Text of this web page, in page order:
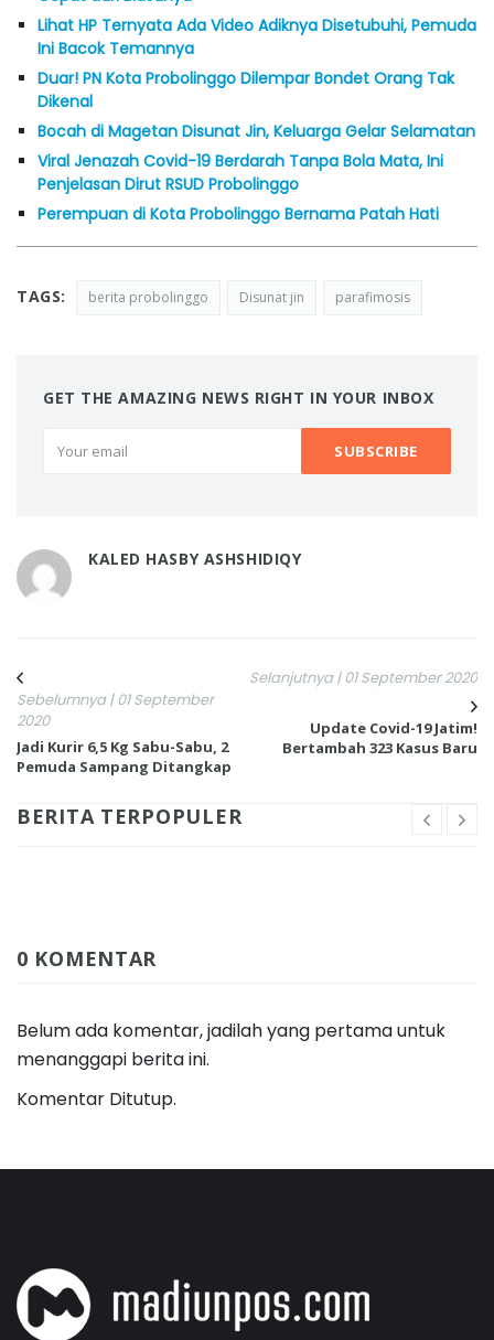
Lihat HP Ternyata Ada Video Adiknya Disetubuhi, Pemuda
Ini Bacok Temannya
Duar! PN Kota Probolinggo Dilempar Bondet Orang Tak
Dikenal
Bocah di Magetan Disunat Jin, Keluarga Gelar Selamatan
Viral Jenazah Covid-19 Berdarah Tanpa Bola Mata, Ini
Penjelasan Dirut RSUD Probolinggo
Perempuan di Kota Probolinggo Bernama Patah Hati
TAGS: berita probolinggo Disunat jin parafimosis
GET THE AMAZING NEWS RIGHT IN YOUR INBOX
KALED HASBY ASHSHIDIQY
Sebelumnya | 01 September
2020
Jadi Kurir 6,5 Kg Sabu-Sabu, 2
Pemuda Sampang Ditangkap
Selanjutnya | 01 September 2020
Update Covid-19 Jatim!
Bertambah 323 Kasus Baru
BERITA TERPOPULER
0 KOMENTAR
Belum ada komentar, jadilah yang pertama untuk
menanggapi berita ini.
Komentar Ditutup.